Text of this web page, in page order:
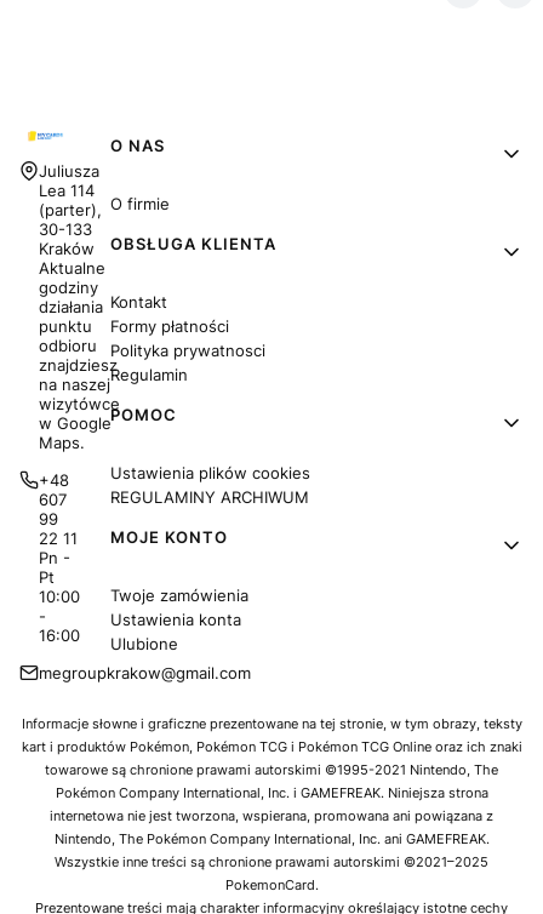
Adres:
Juliusza
Lea 114
(parter),
30-133
Kraków
Aktualne
godziny
działania
punktu
odbioru
znajdziesz
na naszej
wizytówce
w Google
Maps.
+48
607
99
22 11
Pn -
Pt
10:00
-
16:00
megroupkrakow@gmail.com
Linki w stopce
O NAS
O firmie
OBSŁUGA KLIENTA
Kontakt
Formy płatności
Polityka prywatnosci
Regulamin
POMOC
Ustawienia plików cookies
REGULAMINY ARCHIWUM
MOJE KONTO
Twoje zamówienia
Ustawienia konta
Ulubione
Informacje słowne i graficzne prezentowane na tej stronie, w tym obrazy, teksty
kart i produktów Pokémon, Pokémon TCG i Pokémon TCG Online oraz ich znaki
towarowe są chronione prawami autorskimi ©1995-2021 Nintendo, The
Pokémon Company International, Inc. i GAMEFREAK. Niniejsza strona
internetowa nie jest tworzona, wspierana, promowana ani powiązana z
Nintendo, The Pokémon Company International, Inc. ani GAMEFREAK.
Wszystkie inne treści są chronione prawami autorskimi ©2021–2025
PokemonCard.
Prezentowane treści mają charakter informacyjny określający istotne cechy